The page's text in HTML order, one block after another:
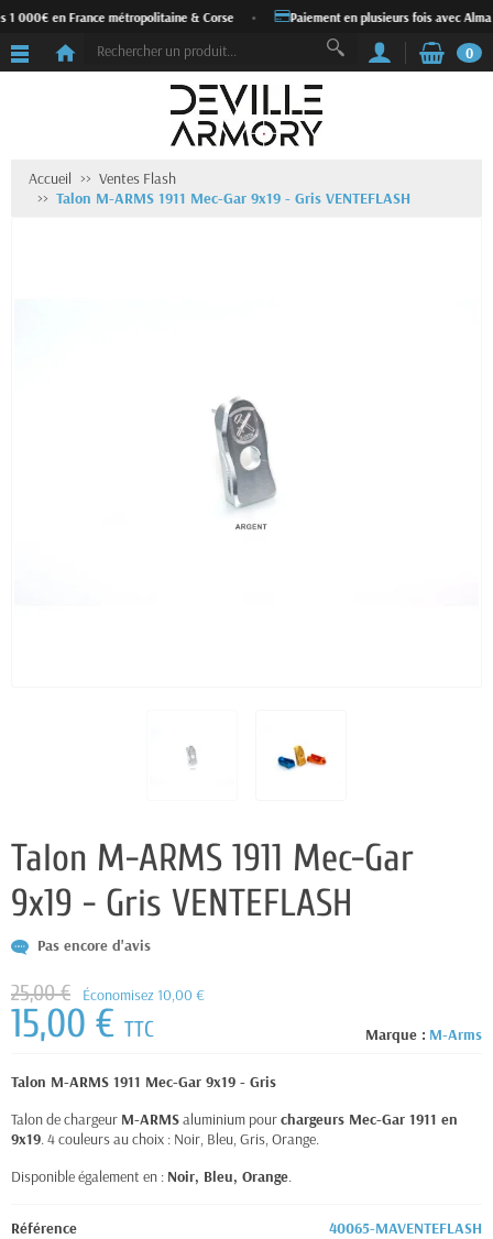
000€ en France métropolitaine & Corse Paiement en plusieurs fois avec Alma
0
Accueil
Ventes Flash
Talon M-ARMS 1911 Mec-Gar 9x19 - Gris VENTEFLASH
Talon M-ARMS 1911 Mec-Gar
9x19 - Gris VENTEFLASH
Pas encore d'avis
Marque : M-Arms
25,00 € Économisez 10,00 €
15,00 € TTC
Talon M-ARMS 1911 Mec-Gar 9x19 - Gris
Talon de chargeur M-ARMSaluminium pourchargeurs Mec-Gar 1911 en
9x19. 4 couleurs au choix : Noir, Bleu, Gris, Orange.
Disponible également en : Noir, Bleu, Orange.
Référence 40065-MAVENTEFLASH